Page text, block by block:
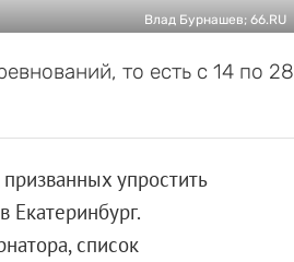
Влад Бурнашев; 66.RU
то есть с 14 по 28
упростить
список